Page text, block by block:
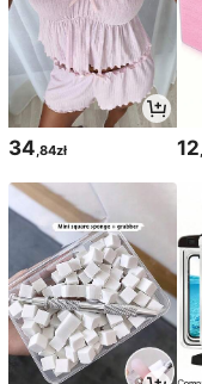
34 ,84zł 12